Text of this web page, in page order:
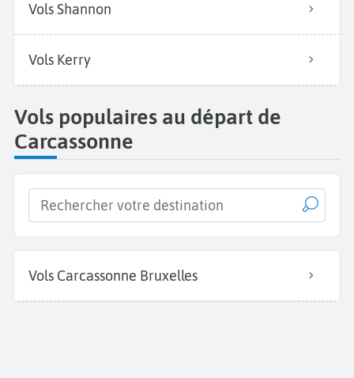
Vols Shannon
Vols Kerry
Vols populaires au départ de
Carcassonne
Vols Carcassonne Bruxelles